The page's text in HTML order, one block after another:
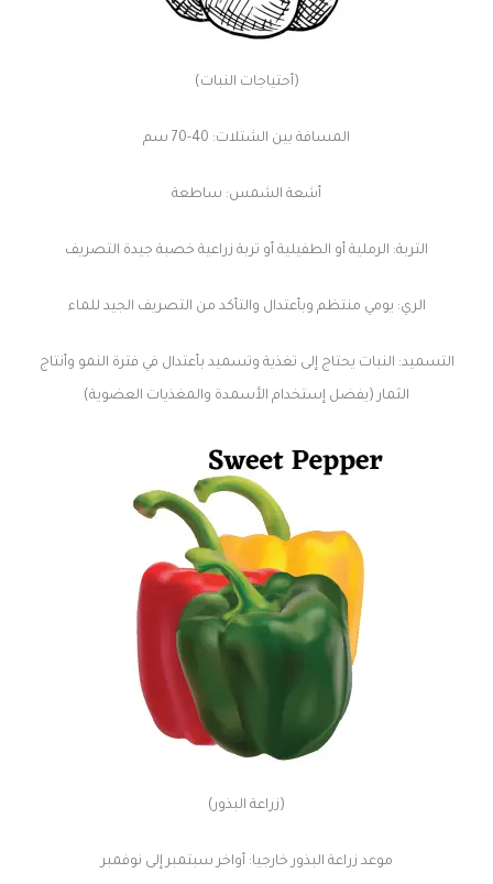
(أحتياجات النبات)
المسافة بين الشتلات: 40-70 سم
أشعة الشمس: ساطعة
التربة: الرملية أو الطفيلية أو تربة زراعية خصبة جيدة التصريف
الري: يومي منتظم وبأعتدال والتأكد من التصريف الجيد للماء
التسميد: النبات يحتاج إلى تغذية وتسميد بأعتدال في فترة النمو وأنتاج
الثمار (يفضل إستخدام الأسمدة والمغذيات العضوية)
(زراعة البذور)
موعد زراعة البذور خارجيا: أواخر سبتمبر إلى نوفمبر